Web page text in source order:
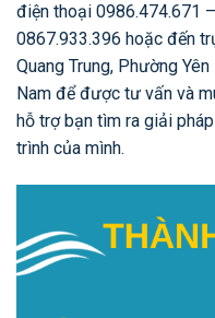
điện thoại 0986.474.671
0867.933.396 hoặc đến
Quang Trung, Phường
Nam để được tư vấn và
hỗ trợ bạn tìm ra giải
trình của mình.